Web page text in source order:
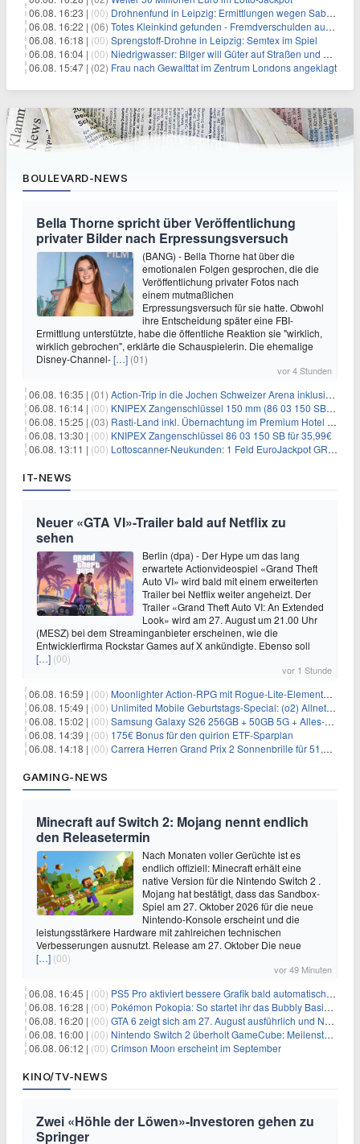
06.08. 16:23 | (00) Drohnenfund in Leipzig: Ermittlungen wegen Sabotage und Spionage
06.08. 16:22 | (06) Totes Kleinkind gefunden - Fremdverschulden ausgeschlossen
06.08. 16:18 | (00) Sprengstoff-Drohne in Leipzig: Semtex im Spiel
06.08. 16:04 | (00) Niedrigwasser: Bilger will Güter auf Straßen und Schienen bringen
06.08. 15:47 | (02) Frau nach Gewalttat im Zentrum Londons angeklagt
BOULEVARD-NEWS
Bella Thorne spricht über Veröffentlichung
privater Bilder nach Erpressungsversuch
(BANG) - Bella Thorne hat über die
emotionalen Folgen gesprochen, die die
Veröffentlichung privater Fotos nach
einem mutmaßlichen
Erpressungsversuch für sie hatte. Obwohl
ihre Entscheidung später eine FBI-
Ermittlung unterstützte, habe die öffentliche Reaktion sie "wirklich,
wirklich gebrochen", erklärte die Schauspielerin. Die ehemalige
Disney-Channel-[…] (01)
vor 4 Stunden
06.08. 16:35 | (01) Action-Trip in die Jochen Schweizer Arena inklusive Premium Hotel und Frühstück ab 59€ p.P.
06.08. 16:14 | (00) KNIPEX Zangenschlüssel 150 mm (86 03 150 SB) für 35,99€
06.08. 15:25 | (03) Rasti-Land inkl. Übernachtung im Premium Hotel ab 69€ p.P.
06.08. 13:30 | (00) KNIPEX Zangenschlüssel 86 03 150 SB für 35,99€
06.08. 13:11 | (00) Lottoscanner-Neukunden: 1 Feld EuroJackpot GRATIS spielen
IT-NEWS
Neuer «GTA VI»-Trailer bald auf Netflix zu
sehen
Berlin (dpa) - Der Hype um das lang
erwartete Actionvideospiel «Grand Theft
Auto VI» wird bald mit einem erweiterten
Trailer bei Netflix weiter angeheizt. Der
Trailer «Grand Theft Auto VI: An Extended
Look» wird am 27. August um 21.00 Uhr
(MESZ) bei dem Streaminganbieter erscheinen, wie die
Entwicklerfirma Rockstar Games auf X ankündigte. Ebenso soll
[…] (00)
vor 1 Stunde
06.08. 16:59 | (00) Moonlighter Action-RPG mit Rogue-Lite-Elementen kostenlos bei Steam
06.08. 15:49 | (00) Unlimited Mobile Geburtstags-Special: (o2) Allnet-Flats ab 14,99€/Monat
06.08. 15:02 | (00) Samsung Galaxy S26 256GB + 50GB 5G + Alles-Flat im Vodafone-Netz für 19,99€/Monat – eff. 0,20€/Monat
06.08. 14:39 | (00) 175€ Bonus für den quirion ETF-Sparplan
06.08. 14:18 | (00) Carrera Herren Grand Prix 2 Sonnenbrille für 51,55€
GAMING-NEWS
Minecraft auf Switch 2: Mojang nennt endlich
den Releasetermin
Nach Monaten voller Gerüchte ist es
endlich offiziell: Minecraft erhält eine
native Version für die Nintendo Switch 2 .
Mojang hat bestätigt, dass das Sandbox-
Spiel am 27. Oktober 2026 für die neue
Nintendo-Konsole erscheint und die
leistungsstärkere Hardware mit zahlreichen technischen
Verbesserungen ausnutzt. Release am 27. Oktober Die neue
[…] (00)
vor 49 Minuten
06.08. 16:45 | (00) PS5 Pro aktiviert bessere Grafik bald automatisch, aber das Update ist kleiner als gedacht
06.08. 16:28 | (00) Pokémon Pokopia: So startet ihr das Bubbly Basin-DLC
06.08. 16:20 | (00) GTA 6 zeigt sich am 27. August ausführlich und Netflix bekommt sechs Stunden Vorsprung
06.08. 16:00 | (00) Nintendo Switch 2 überholt GameCube: Meilenstein schon nach kurzer Zeit erreicht
06.08. 06:12 | (00) Crimson Moon erscheint im September
KINO/TV-NEWS
Zwei «Höhle der Löwen»-Investoren gehen zu
Springer